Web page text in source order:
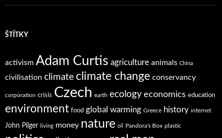
ŠTÍTKY
activism Adam Curtis agriculture animals China
civilisation climate climate change conservancy
corporation crisis Czech earth ecology economics education
environment food global warming Greece history internet
John Pilger living money nature oil Pandora's Box plastic